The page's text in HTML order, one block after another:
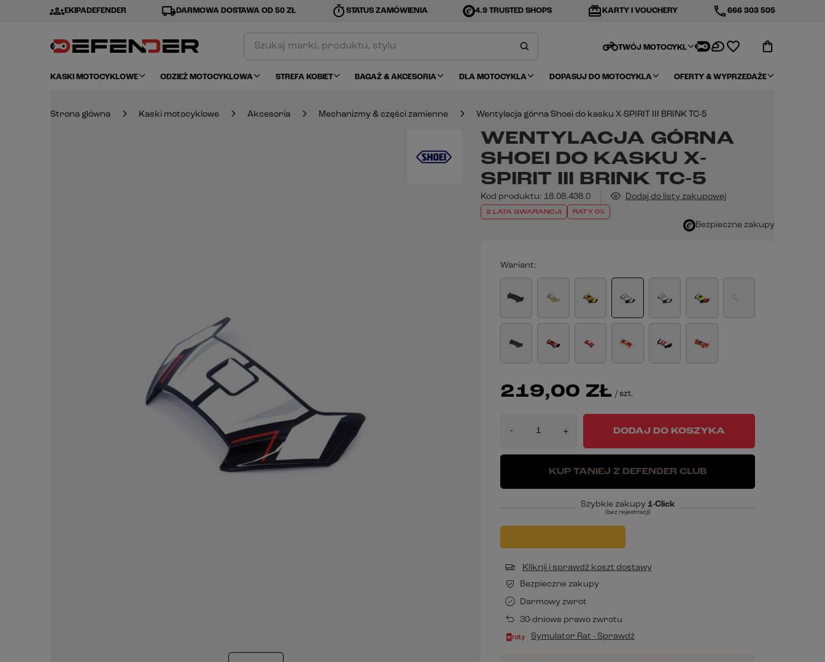
groupsEKIPADEFENDER local_shippingDARMOWA DOSTAWA OD 50 ZŁ timer STATUS ZAMÓWIENIA 4.9 TRUSTED SHOPS redeem KARTY I VOUCHERY phone666 303 505
motorcycleTWÓJ MOTOCYKL
KASKI MOTOCYKLOWE ODZIEŻ MOTOCYKLOWA STREFA KOBIET BAGAŻ & AKCESORIA DLA MOTOCYKLA DOPASUJ DO MOTOCYKLA OFERTY & WYPRZEDAŻE
Strona główna Kaski motocyklowe Akcesoria Mechanizmy & części zamienne Wentylacja górna Shoei do kasku X-SPIRIT III BRINK TC-5
WENTYLACJA GÓRNA
SHOEI DO KASKU X-
SPIRIT III BRINK TC-5
Kod produktu: 18.08.438.0 Dodaj do listy zakupowej
2 LATA GWARANCJI RATY 0%
Bezpieczne zakupy
Wariant
219,00 ZŁ / szt.
- + DODAJ DO KOSZYKA
KUP TANIEJ Z DEFENDER CLUB
Szybkie zakupy 1-Click
(bez rejestracji)
Kliknij i sprawdź koszt dostawy
Bezpieczne zakupy
Darmowy zwrot
30-dniowe prawo zwrotu
Symulator Rat - Sprawdź